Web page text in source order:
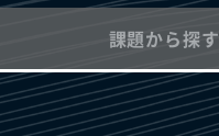
課題から探す